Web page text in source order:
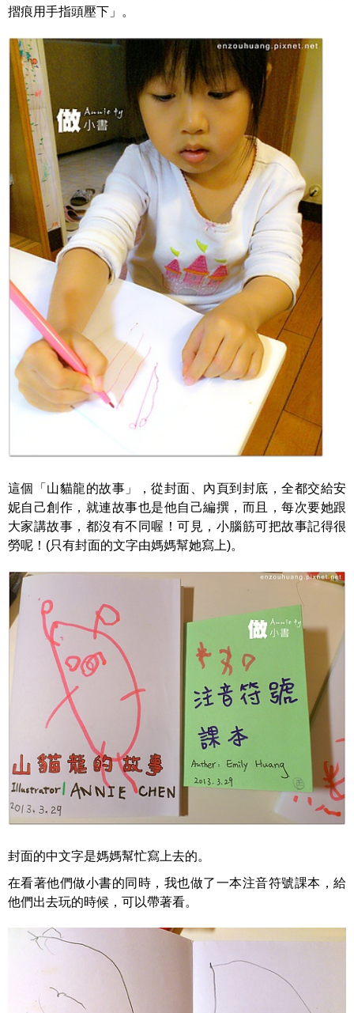
摺痕用手指頭壓下」。
這個「山貓龍的故事」，從封面、內頁到封底，全都交給安
妮自己創作，就連故事也是他自己編撰，而且，每次要她跟
大家講故事，都沒有不同喔！可見，小腦筋可把故事記得很
勞呢！ (只有封面的文字由媽媽幫她寫上)。
封面的中文字是媽媽幫忙寫上去的。
在看著他們做小書的同時，我也做了一本注音符號課本，給
他們出去玩的時候，可以帶著看。